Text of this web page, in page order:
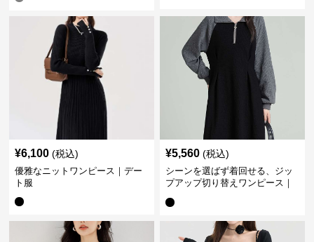
¥6,100 (税込)
優雅なニットワンピース｜デー
ト服
¥5,560 (税込)
シーンを選ばず着回せる、ジッ
プアップ切り替えワンピース｜